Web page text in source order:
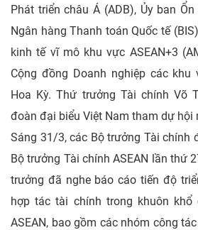
Phát triển châu Á (ADB), Ủy ban
Ngân hàng Thanh toán Quốc tế
kinh tế vĩ mô khu vực ASEAN+3
Cộng đồng Doanh nghiệp các khu
Hoa Kỳ. Thứ trưởng Tài chính Võ
đoàn đại biểu Việt Nam tham dự hội
Sáng 31/3, các Bộ trưởng Tài chính
Bộ trưởng Tài chính ASEAN lần thứ
trưởng đã nghe báo cáo tiến độ
hợp tác tài chính trong khuôn
ASEAN, bao gồm các nhóm công